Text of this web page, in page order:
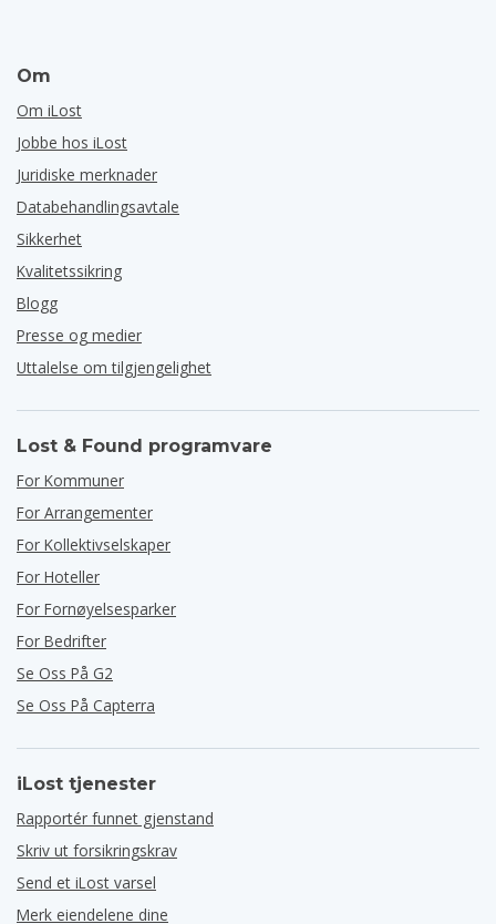
Om
Om iLost
Jobbe hos iLost
Juridiske merknader
Databehandlingsavtale
Sikkerhet
Kvalitetssikring
Blogg
Presse og medier
Uttalelse om tilgjengelighet
Lost & Found programvare
For Kommuner
For Arrangementer
For Kollektivselskaper
For Hoteller
For Fornøyelsesparker
For Bedrifter
Se Oss På G2
Se Oss På Capterra
iLost tjenester
Rapportér funnet gjenstand
Skriv ut forsikringskrav
Send et iLost varsel
Merk eiendelene dine